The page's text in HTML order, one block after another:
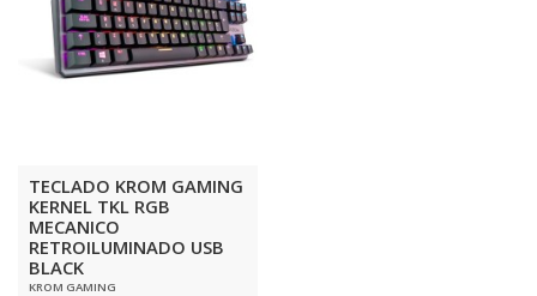
TECLADO KROM GAMING
KERNEL TKL RGB
MECANICO
RETROILUMINADO USB
BLACK
KROM GAMING